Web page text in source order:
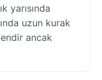
yarısında
uzun kurak
ancak